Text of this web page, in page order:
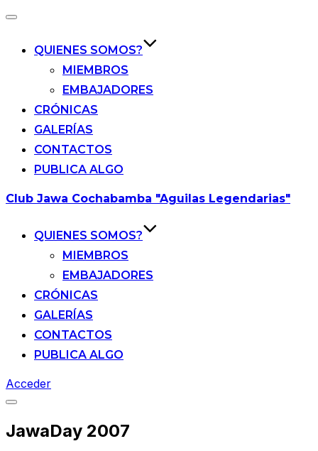
Alternar
navegación
QUIENES SOMOS?
MIEMBROS
EMBAJADORES
CRÓNICAS
GALERÍAS
CONTACTOS
PUBLICA ALGO
Saltar
Club Jawa Cochabamba "Aguilas Legendarias"
QUIENES SOMOS?
MIEMBROS
EMBAJADORES
CRÓNICAS
GALERÍAS
CONTACTOS
PUBLICA ALGO
Acceder
Alternar
barra
JawaDay 2007